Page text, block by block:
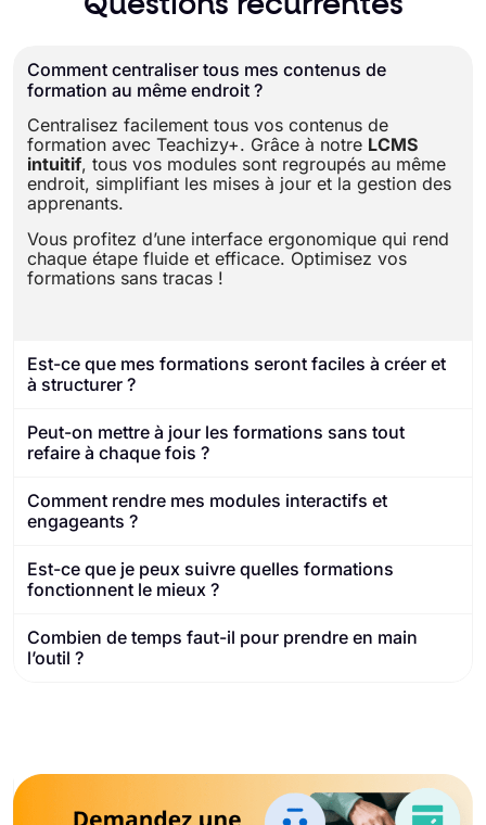
Comment centraliser tous mes contenus de
formation au même endroit ?
Centralisez facilement tous vos contenus de
formation avec Teachizy+. Grâce à notre LCMS
intuitif, tous vos modules sont regroupés au même
endroit, simplifiant les mises à jour et la gestion des
apprenants.
Vous profitez d’une interface ergonomique qui rend
chaque étape fluide et efficace. Optimisez vos
formations sans tracas !
Est-ce que mes formations seront faciles à créer et
à structurer ?
Peut-on mettre à jour les formations sans tout
refaire à chaque fois ?
Comment rendre mes modules interactifs et
engageants ?
Est-ce que je peux suivre quelles formations
fonctionnent le mieux ?
Combien de temps faut-il pour prendre en main
l’outil ?